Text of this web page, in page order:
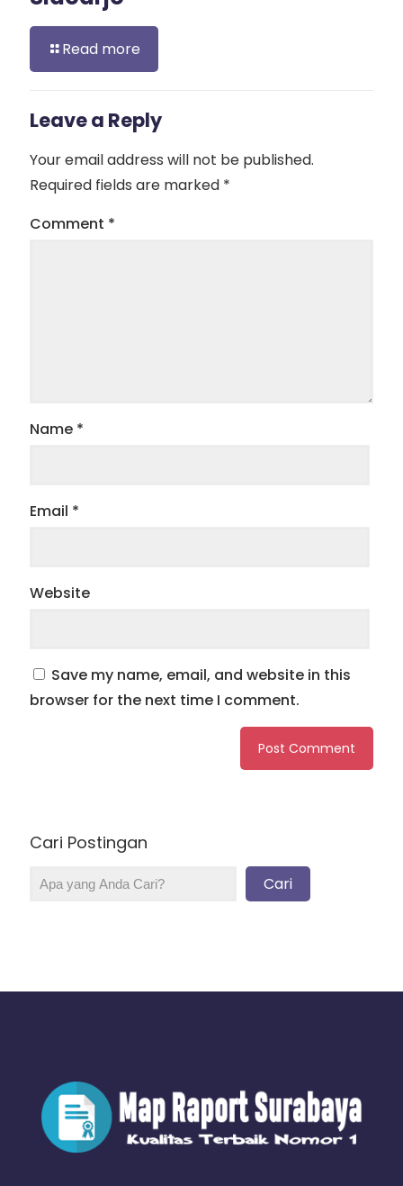
Read more
Leave a Reply
Your email address will not be published.
Required fields are marked *
Comment *
Name *
Email *
Website
Save my name, email, and website in this
browser for the next time I comment.
Cari Postingan
Cari